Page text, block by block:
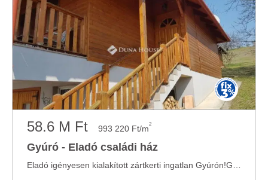
58.6 M Ft 993 220 Ft/m2
Gyúró - Eladó családi ház